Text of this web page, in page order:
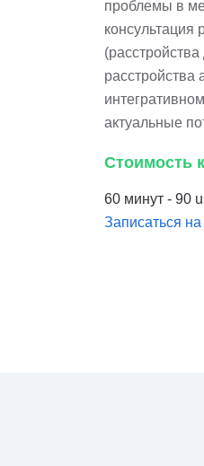
проблемы в
консультация
расстройства
актуальные
Стоимость
60 минут - 90
Записаться